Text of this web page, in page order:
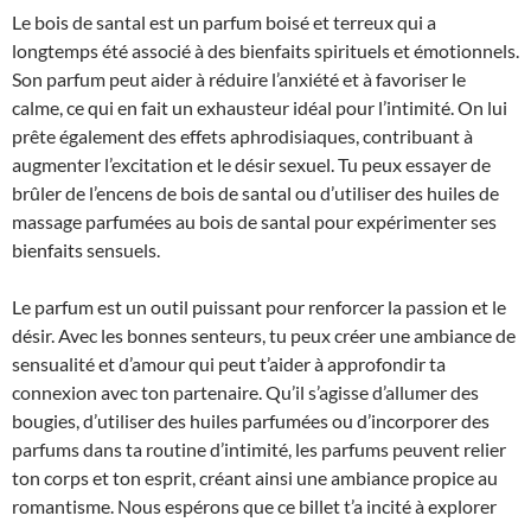
Le bois de santal est un parfum boisé et terreux qui a
longtemps été associé à des bienfaits spirituels et émotionnels.
Son parfum peut aider à réduire l’anxiété et à favoriser le
calme, ce qui en fait un exhausteur idéal pour l’intimité. On lui
prête également des effets aphrodisiaques, contribuant à
augmenter l’excitation et le désir sexuel. Tu peux essayer de
brûler de l’encens de bois de santal ou d’utiliser des huiles de
massage parfumées au bois de santal pour expérimenter ses
bienfaits sensuels.
Le parfum est un outil puissant pour renforcer la passion et le
désir. Avec les bonnes senteurs, tu peux créer une ambiance de
sensualité et d’amour qui peut t’aider à approfondir ta
connexion avec ton partenaire. Qu’il s’agisse d’allumer des
bougies, d’utiliser des huiles parfumées ou d’incorporer des
parfums dans ta routine d’intimité, les parfums peuvent relier
ton corps et ton esprit, créant ainsi une ambiance propice au
romantisme. Nous espérons que ce billet t’a incité à explorer